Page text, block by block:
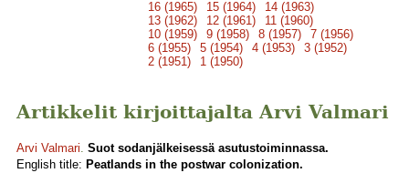
16 (1965)
15 (1964)
14 (1963)
13 (1962)
12 (1961)
11 (1960)
10 (1959)
9 (1958) 8 (1957)
7 (1956)
6 (1955)
5 (1954) 4 (1953)
3 (1952)
2 (1951)
1 (1950)
Artikkelit kirjoittajalta Arvi Valmari
Arvi Valmari. Suot sodanjälkeisessä asutustoiminnassa.
English title: Peatlands in the postwar colonization.